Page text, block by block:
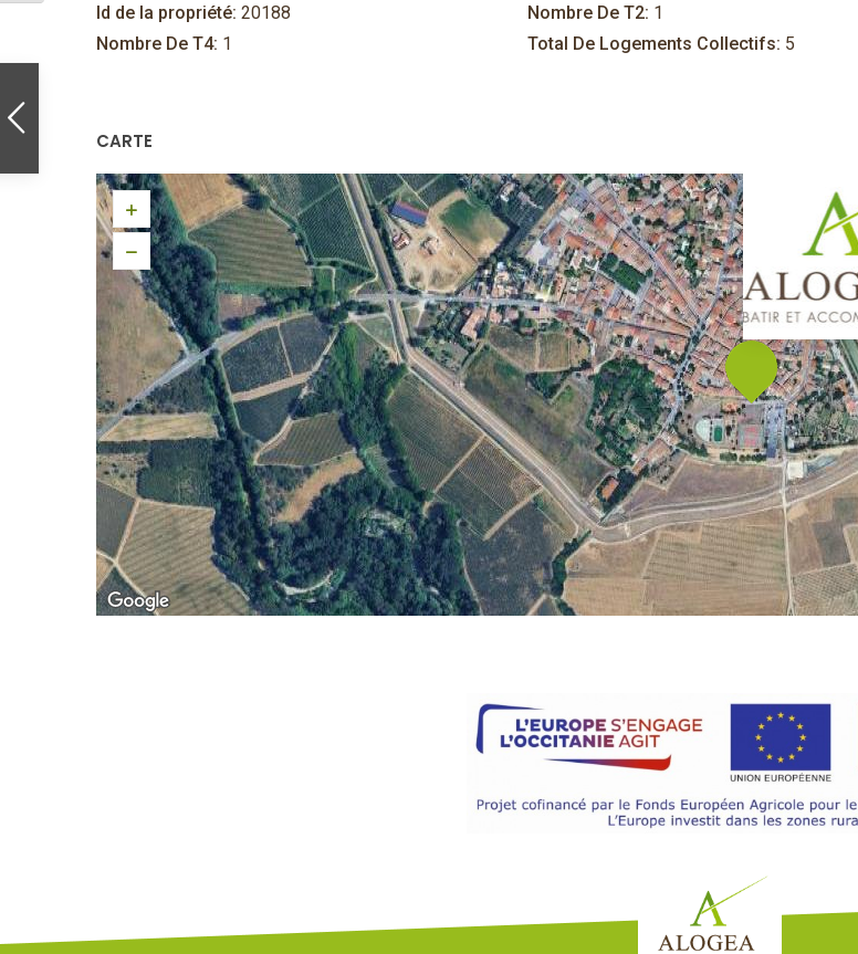
Id de la propriété: 20188 Nombre De T2: 1
Nombre De T4: 1 Total De Logements Collectifs: 5
CARTE